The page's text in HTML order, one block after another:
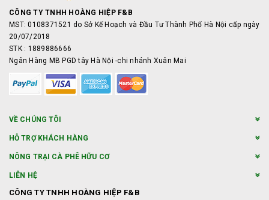
CÔNG TY TNHH HOÀNG HIỆP F&B
MST: 0108371521 do Sở Kế Hoạch và Đầu Tư Thành Phố Hà Nội cấp ngày
20/07/2018
STK : 1889886666
Ngân Hàng MB PGD tây Hà Nội -chi nhánh Xuân Mai
VỀ CHÚNG TÔI
HỖ TRỢ KHÁCH HÀNG
NÔNG TRẠI CÀ PHÊ HỮU CƠ
LIÊN HỆ
CÔNG TY TNHH HOÀNG HIỆP F&B